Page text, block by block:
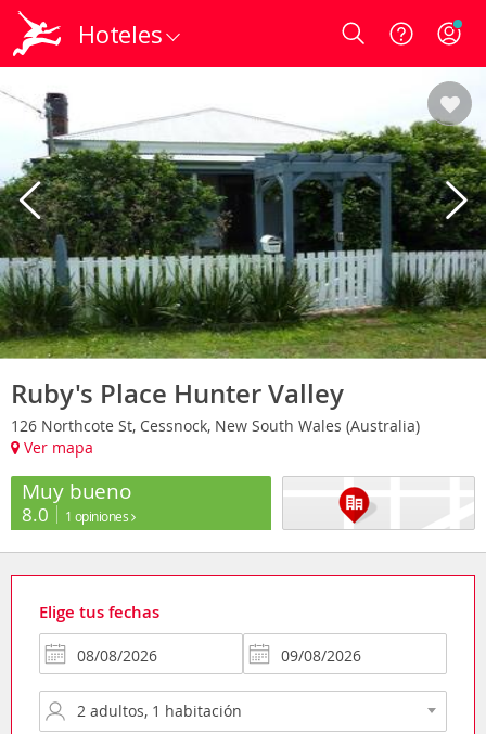
Hoteles Login
Ruby's Place Hunter Valley
126 Northcote St, Cessnock, New South Wales (Australia)
Ver mapa
Muy bueno
8.0 1 opiniones
Elige tus fechas